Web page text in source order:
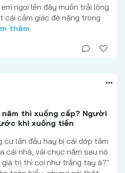
ngoi lên đây muốn trải lòng
cảm giác đè nặng trong
thêm
thì xuống cấp? Người
khi xuống tiền
cư lần đầu hay bị cái dớp tâm
cái nhà, vài chục năm sau nó
trị thì coi như trắng tay à?"